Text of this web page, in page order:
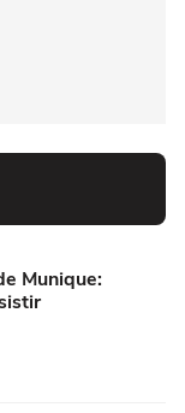
Munique: